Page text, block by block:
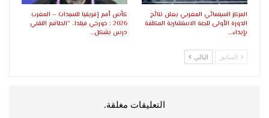
المركز السينمائي المغربي يعلن نتائج
الدورة الأولى للجنة الاستشارية المكلفة
بإبداء…
كأس أمم إفريقيا للسيدات – المغرب
2026 : خورخي فيلدا.. “الطاقم التقني
درس بشكل…
السابق التالي
التعليقات مغلقة.